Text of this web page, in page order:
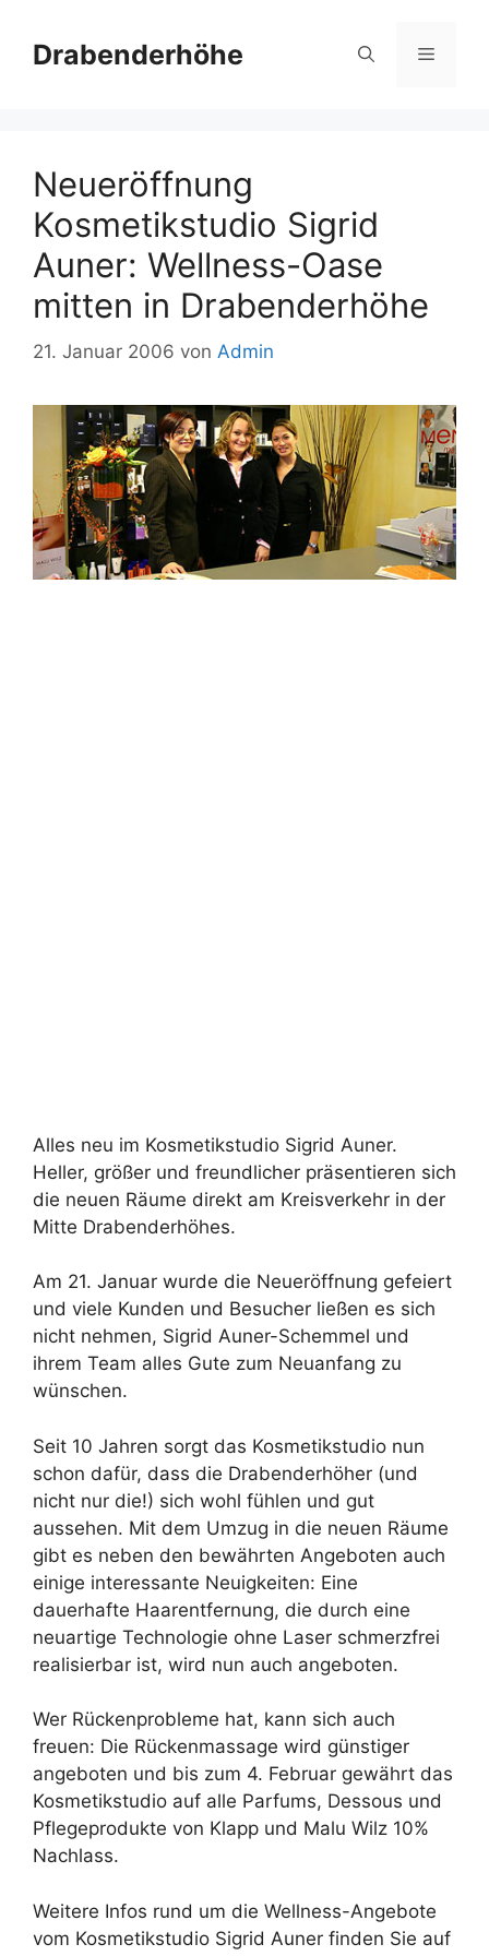
Inhalt
springen
Drabenderhöhe Menü
Neueröffnung
Kosmetikstudio Sigrid
Auner: Wellness-Oase
mitten in Drabenderhöhe
21. Januar 2006 von Admin
Alles neu im Kosmetikstudio Sigrid Auner.
Heller, größer und freundlicher präsentieren sich
die neuen Räume direkt am Kreisverkehr in der
Mitte Drabenderhöhes.
Am 21. Januar wurde die Neueröffnung gefeiert
und viele Kunden und Besucher ließen es sich
nicht nehmen, Sigrid Auner-Schemmel und
ihrem Team alles Gute zum Neuanfang zu
wünschen.
Seit 10 Jahren sorgt das Kosmetikstudio nun
schon dafür, dass die Drabenderhöher (und
nicht nur die!) sich wohl fühlen und gut
aussehen. Mit dem Umzug in die neuen Räume
gibt es neben den bewährten Angeboten auch
einige interessante Neuigkeiten: Eine
dauerhafte Haarentfernung, die durch eine
neuartige Technologie ohne Laser schmerzfrei
realisierbar ist, wird nun auch angeboten.
Wer Rückenprobleme hat, kann sich auch
freuen: Die Rückenmassage wird günstiger
angeboten und bis zum 4. Februar gewährt das
Kosmetikstudio auf alle Parfums, Dessous und
Pflegeprodukte von Klapp und Malu Wilz 10%
Nachlass.
Weitere Infos rund um die Wellness-Angebote
vom Kosmetikstudio Sigrid Auner finden Sie auf